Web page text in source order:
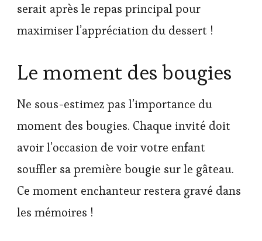
serait après le repas principal pour
maximiser l’appréciation du dessert !
Le moment des bougies
Ne sous-estimez pas l’importance du
moment des bougies. Chaque invité doit
avoir l’occasion de voir votre enfant
souffler sa première bougie sur le gâteau.
Ce moment enchanteur restera gravé dans
les mémoires !